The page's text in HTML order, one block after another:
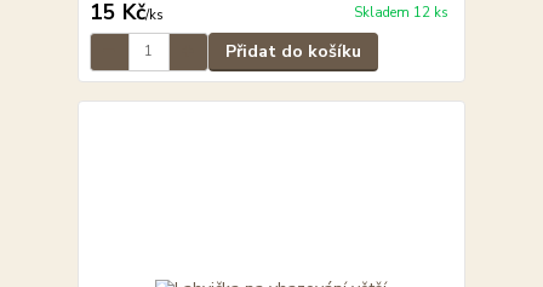
15 Kč/ks Skladem 12 ks
Přidat do košíku